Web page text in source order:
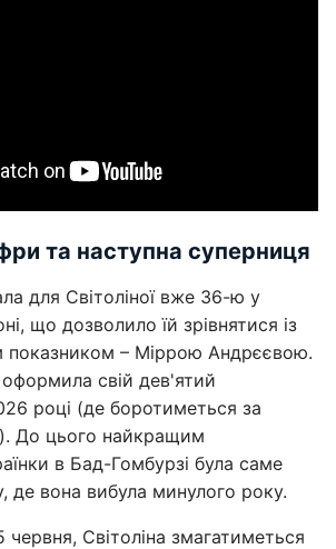
та наступна суперниця
для Світоліної вже 36-ю у
що дозволило їй зрівнятися із
показником – Міррою Андрєєвою.
оформила свій дев'ятий
році (де боротиметься за
До цього найкращим
в Бад-Гомбурзі була саме
де вона вибула минулого року.
Світоліна змагатиметься